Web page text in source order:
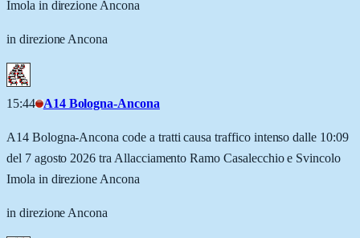
Imola in direzione Ancona
in direzione Ancona
15:44 A14 Bologna-Ancona
A14 Bologna-Ancona code a tratti causa traffico intenso dalle 10:09
del 7 agosto 2026 tra Allacciamento Ramo Casalecchio e Svincolo
Imola in direzione Ancona
in direzione Ancona